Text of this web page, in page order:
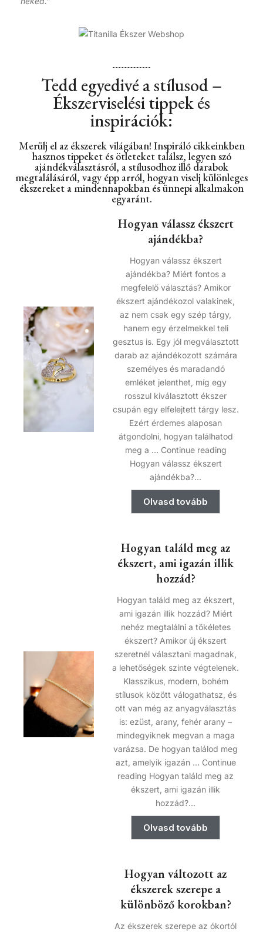
Tedd egyedivé a stílusod –
Ékszerviselési tippek és
inspirációk:
Merülj el az ékszerek világában! Inspiráló cikkeinkben
hasznos tippeket és ötleteket találsz, legyen szó
ajándékválasztásról, a stílusodhoz illő darabok
megtalálásáról, vagy épp arról, hogyan viselj különleges
ékszereket a mindennapokban és ünnepi alkalmakon
egyaránt.
Hogyan válassz ékszert
ajándékba?
Hogyan válassz ékszert
ajándékba? Miért fontos a
megfelelő választás? Amikor
ékszert ajándékozol valakinek,
az nem csak egy szép tárgy,
hanem egy érzelmekkel teli
gesztus is. Egy jól megválasztott
darab az ajándékozott számára
személyes és maradandó
emléket jelenthet, míg egy
rosszul kiválasztott ékszer
csupán egy elfelejtett tárgy lesz.
Ezért érdemes alaposan
átgondolni, hogyan találhatod
meg a … Continue reading
Hogyan válassz ékszert
ajándékba?...
Olvasd tovább
Hogyan találd meg az
ékszert, ami igazán illik
hozzád?
Hogyan találd meg az ékszert,
ami igazán illik hozzád? Miért
nehéz megtalálni a tökéletes
ékszert? Amikor új ékszert
szeretnél választani magadnak,
a lehetőségek szinte végtelenek.
Klasszikus, modern, bohém
stílusok között válogathatsz, és
ott van még az anyagválasztás
is: ezüst, arany, fehér arany –
mindegyiknek megvan a maga
varázsa. De hogyan találod meg
azt, amelyik igazán … Continue
reading Hogyan találd meg az
ékszert, ami igazán illik
hozzád?...
Olvasd tovább
Hogyan változott az
ékszerek szerepe a
különböző korokban?
Az ékszerek szerepe az ókortól